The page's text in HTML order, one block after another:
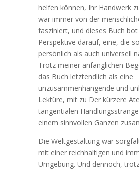
helfen können, Ihr Handwerk
war immer von der
fasziniert, und dieses Buch
Perspektive darauf, eine, die
persönlich als auch universell
Trotz meiner anfänglichen
das Buch letztendlich als eine
unzusammenhängende und
Lektüre, mit zu Der kürzere
tangentialen
einem sinnvollen Ganzen
Die Weltgestaltung war
mit einer reichhaltigen und
Umgebung. Und dennoch,